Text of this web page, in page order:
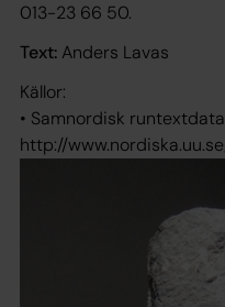
013-23 66 50.
Text: Anders Lavas
Källor:
• Samnordisk
http://